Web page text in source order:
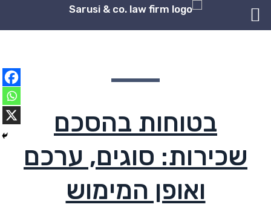
zoom_out זום (הקטנה)
zoom_in זום (הגדלה)
remove_circle_outline הקטנת גופן
spellcheck גופן קריא
דילוג
לתוכן
בטוחות בהסכם
שכירות: סוגים, ערכם
ואופן המימוש